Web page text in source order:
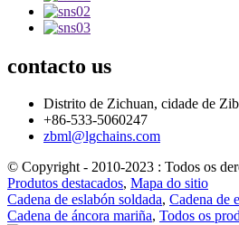
contacto us
Distrito de Zichuan, cidade de
+86-533-5060247
zbml@lgchains.com
© Copyright - 2010-2023 : Todos os
Produtos destacados, Mapa do sitio
Cadena de eslabón soldada, Cadena de
Cadena de áncora mariña, Todos os